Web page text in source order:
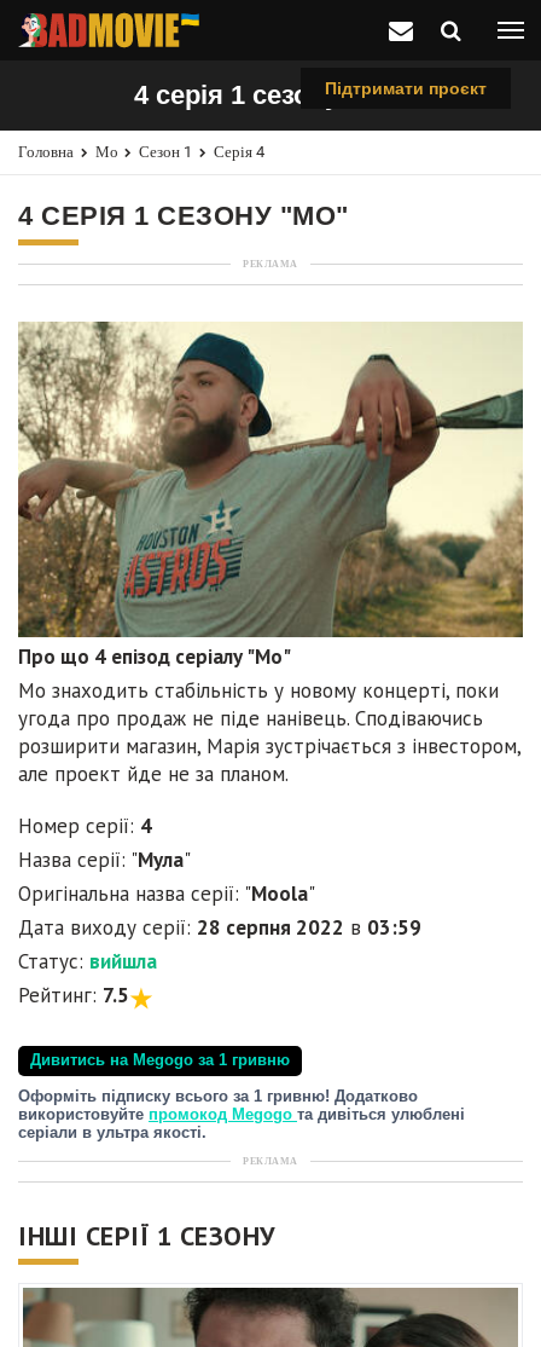
Підтримати проєкт
4 серія 1 сезону "Мо"
Головна Мо Сезон 1 Серія 4
4 СЕРІЯ 1 СЕЗОНУ "МО"
РЕКЛАМА
Про що 4 епізод серіалу "Мо"
Мо знаходить стабільність у новому концерті, поки
угода про продаж не піде нанівець. Сподіваючись
розширити магазин, Марія зустрічається з інвестором,
але проект йде не за планом.
Номер серії: 4
Назва серії: "Мула"
Оригінальна назва серії: "Moola"
Дата виходу серії: 28 серпня 2022 в 03:59
Статус: вийшла
Рейтинг: 7.5
Дивитись на Megogo за 1 гривню
Оформіть підписку всього за 1 гривню! Додатково
використовуйте промокод Megogo та дивіться улюблені
серіали в ультра якості.
РЕКЛАМА
ІНШІ СЕРІЇ 1 СЕЗОНУ